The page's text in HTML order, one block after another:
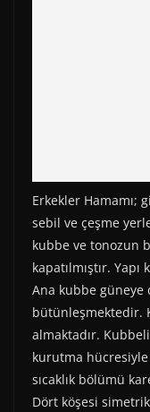
Erkekler Hamamı;
sebil ve çeşme
kubbe ve tonozun
kapatılmıştır.
Ana kubbe
bütünleşmektedir.
almaktadır.
kurutma hücresiyle
sıcaklık bölümü
Dört köşesi